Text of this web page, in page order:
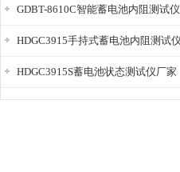
GDBT-8610C智能蓄电池内阻测试仪
HDGC3915S蓄电池状态测试仪厂家